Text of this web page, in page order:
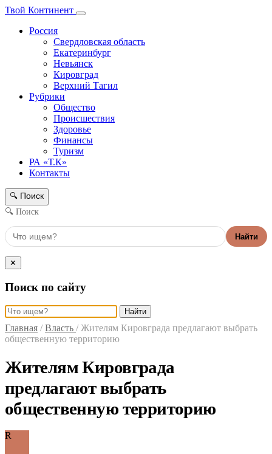
Твой Континент
Россия
Свердловская область
Екатеринбург
Невьянск
Кировград
Верхний Тагил
Рубрики
Общество
Происшествия
Здоровье
Финансы
Туризм
РА «Т.К»
Контакты
🔍 Поиск
🔍 Поиск
Найти
✕
Поиск по сайту
Найти
Главная / Власть / Жителям Кировграда предлагают выбрать
общественную территорию
Жителям Кировграда
предлагают выбрать
общественную территорию
R